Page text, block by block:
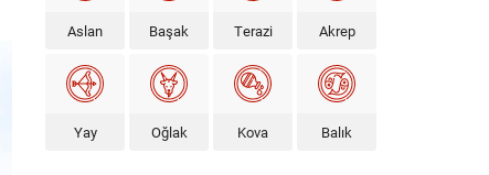
Aslan Başak Terazi Akrep
Yay Oğlak Kova Balık